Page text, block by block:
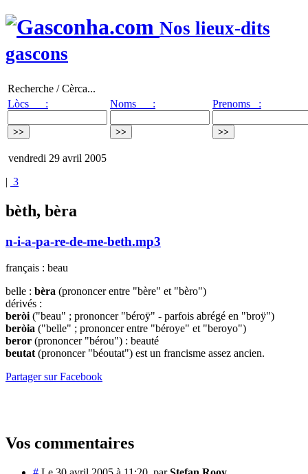
Nos lieux-dits
gascons
Recherche / Cèrca...
Lòcs :
Noms : Prenoms :
vendredi 29 avril 2005
| 3
bèth, bèra
n-i-a-pa-re-de-me-beth.mp3
français : beau
belle : bèra (prononcer entre "bère" et "bèro")
dérivés :
beròi("beau" ; prononcer "béroÿ" - parfois abrégé en "broÿ")
beròia ("belle" ; prononcer entre "béroye" et "beroyo")
beror (prononcer "bérou") : beauté
beutat(prononcer "béoutat") est un francisme assez ancien.
Partager sur Facebook
Vos commentaires